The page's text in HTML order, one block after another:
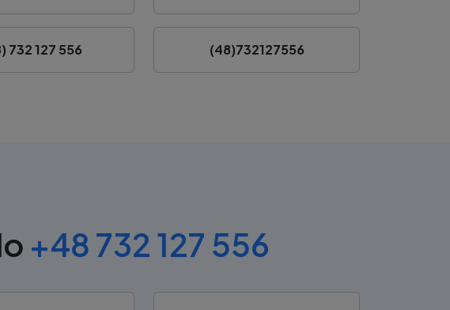
732 127 556 (48)732127556
+48 732 127 556